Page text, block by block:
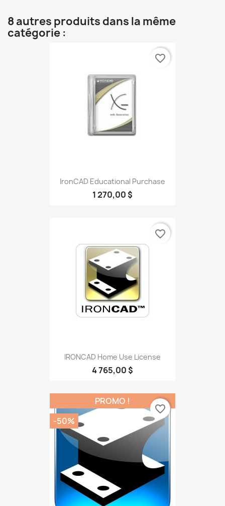
8 autres produits dans la même
catégorie :
IronCAD Educational Purchase
1 270,00 $
favorite_border
IRONCAD Home Use License
4 765,00 $
favorite_border
PROMO !
-50%
favorite_border